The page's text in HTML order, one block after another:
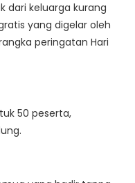
dari keluarga kurang
yang digelar oleh
peringatan Hari
50 peserta,